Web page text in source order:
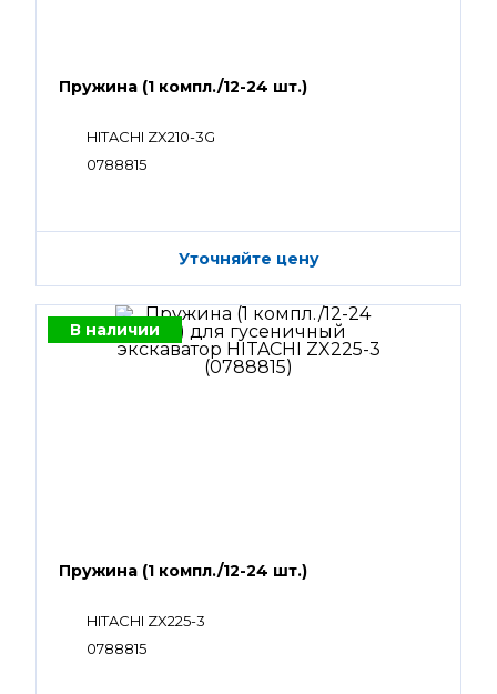
Пружина (1 компл./12-24 шт.)
HITACHI ZX210-3G
0788815
Уточняйте цену
В наличии
Пружина (1 компл./12-24 шт.)
HITACHI ZX225-3
0788815